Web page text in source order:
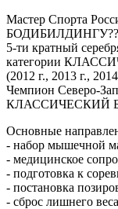
Мастер Спорта
БОДИБИЛДИНГУ??
5-ти кратный
категории
(2012 г., 2013 г.,
Чемпион Северо-
КЛАССИЧЕСКИЙ
Основные
- набор мышечной
- медицинское
- подготовка к
- постановка
- сброс лишнего веса